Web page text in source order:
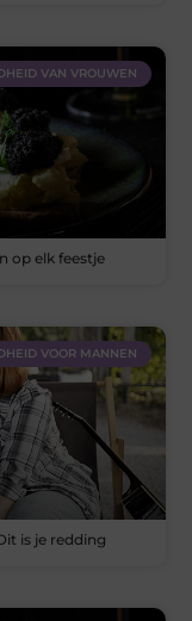
VAN VROUWEN
op elk feestje
VOOR MANNEN
is je redding